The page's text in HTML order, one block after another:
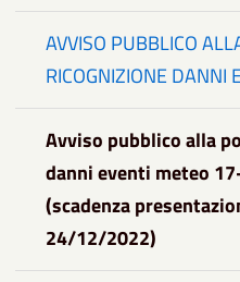
AVVISO PUBBLICO
RICOGNIZIONE DANNI
Avviso pubblico alla
danni eventi meteo
(scadenza
24/12/2022)